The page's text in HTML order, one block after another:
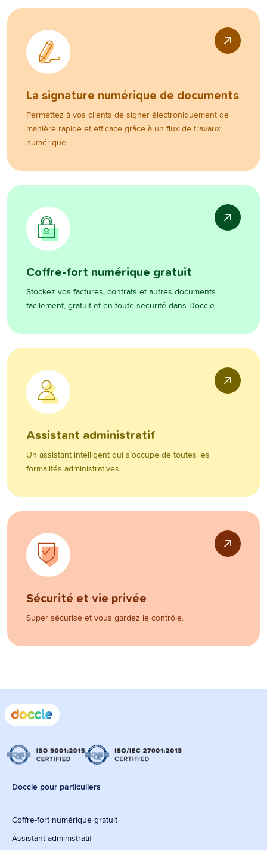
La signature numérique de documents
Permettez à vos clients de signer électroniquement de
manière rapide et efficace grâce à un flux de travaux
numérique.
Coffre-fort numérique gratuit
Stockez vos factures, contrats et autres documents
facilement, gratuit et en toute sécurité dans Doccle.
Assistant administratif
Un assistant intelligent qui s’occupe de toutes les
formalités administratives.
Sécurité et vie privée
Super sécurisé et vous gardez le contrôle.
Doccle pour particuliers
Coffre-fort numérique gratuit
Assistant administratif